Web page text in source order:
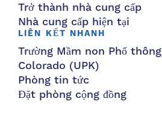
Trở thành nhà cung cấp
Nhà cung cấp hiện tại
LIÊN KẾT NHANH
Trường Mầm non Phổ thông
Colorado (UPK)
Phòng tin tức
Đặt phòng cộng đồng